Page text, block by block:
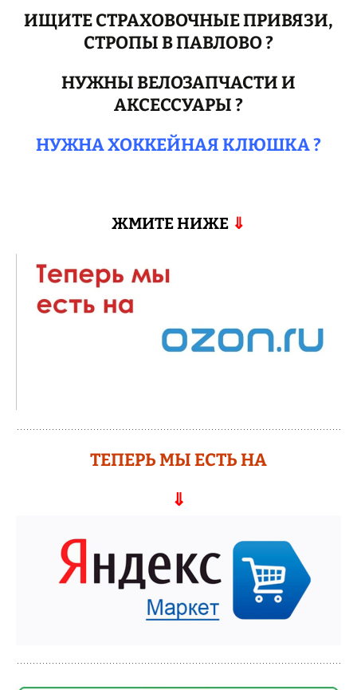
ИЩИТЕ СТРАХОВОЧНЫЕ ПРИВЯЗИ,
СТРОПЫ В ПАВЛОВО ?
НУЖНЫ ВЕЛОЗАПЧАСТИ И
АКСЕССУАРЫ ?
НУЖНА ХОККЕЙНАЯ КЛЮШКА ?
ЖМИТЕ НИЖЕ ⇓
ТЕПЕРЬ МЫ ЕСТЬ НА
⇓